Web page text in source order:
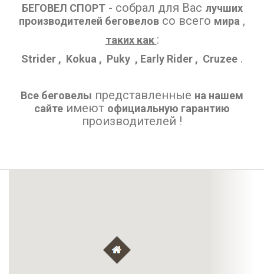
БЕГОВЕЛ СПОРТ- собрал для Вас лучших
производителей беговелов со всего мира ,
таких как :
Strider , Kokua , Puky , Early Rider , Cruzee .
Все беговелы представленные на нашем
сайте имеют официальную гарантию
производителей !